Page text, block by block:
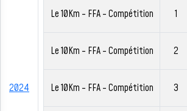
2024
Le 10Km - FFA - Compétition 1
Le 10Km - FFA - Compétition 2
Le 10Km - FFA - Compétition 3